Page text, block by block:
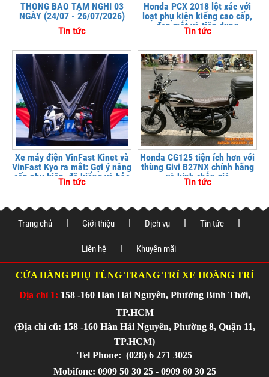
THÔNG BÁO TẠM NGHỈ 03
NGÀY (24/07 - 26/07/2026)
Tin tức
Honda PCX 2018 lột xác với
loạt phụ kiện kiểng cao cấp,
đẹp mắt và tiện dụng
Tin tức
Xe máy điện VinFast Kinet và
VinFast Kyo ra mắt: Gợi ý nâng
cấp phụ kiện, độ kiểng và bảo
vệ xe tại
Tin tức
Honda CG125 tiện ích hơn với
thùng Givi B27NX chính hãng
và kính chắn gió
Tin tức
Trang chủ Giới thiệu Dịch vụ Tin tức
Liên hệ Khuyến mãi
CỬA HÀNG PHỤ TÙNG TRANG TRÍ XE HOÀNG TRÍ
Địa chỉ 1: 158 -160 Hàn Hải Nguyên, Phường Bình Thới,
TP.HCM
(Địa chỉ cũ: 158 -160 Hàn Hải Nguyên, Phường 8, Quận 11,
TP.HCM)
Tel Phone: (028) 6 271 3025
Mobifone: 0909 50 30 25 - 0909 60 30 25